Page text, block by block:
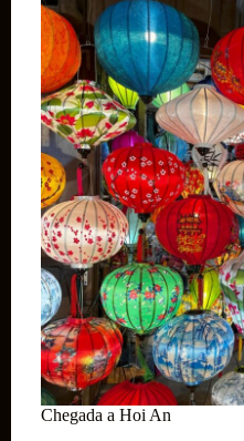
Chegada a Hoi An